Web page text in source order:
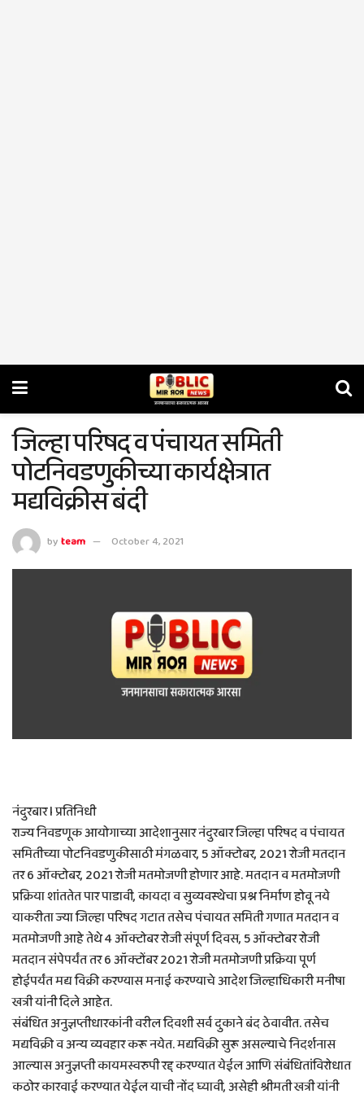
जिल्हा परिषद व पंचायत समिती
पोटनिवडणुकीच्या कार्यक्षेत्रात
मद्यविक्रीस बंदी
byteam October 4, 2021
नंदुरबार l प्रतिनिधी
राज्य निवडणूक आयोगाच्या आदेशानुसार नंदुरबार जिल्हा परिषद व पंचायत
समितीच्या पोटनिवडणुकीसाठी मंगळवार, 5 ऑक्टोबर, 2021 रोजी मतदान
तर 6 ऑक्टोबर, 2021 रोजी मतमोजणी होणार आहे. मतदान व मतमोजणी
प्रक्रिया शांततेत पार पाडावी, कायदा व सुव्यवस्थेचा प्रश्न निर्माण होवू नये
याकरीता ज्या जिल्हा परिषद गटात तसेच पंचायत समिती गणात मतदान व
मतमोजणी आहे तेथे 4 ऑक्टोबर रोजी संपूर्ण दिवस, 5 ऑक्टोबर रोजी
मतदान संपेपर्यंत तर 6 ऑक्टोंबर 2021 रोजी मतमोजणी प्रक्रिया पूर्ण
होईपर्यंत मद्य विक्री करण्यास मनाई करण्याचे आदेश जिल्हाधिकारी मनीषा
खत्री यांनी दिले आहेत.
संबंधित अनुज्ञप्तीधारकांनी वरील दिवशी सर्व दुकाने बंद ठेवावीत. तसेच
मद्यविक्री व अन्य व्यवहार करू नयेत. मद्यविक्री सुरू असल्याचे निदर्शनास
आल्यास अनुज्ञप्ती कायमस्वरुपी रद्द करण्यात येईल आणि संबंधितांविरोधात
कठोर कारवाई करण्यात येईल याची नोंद घ्यावी, असेही श्रीमती खत्री यांनी